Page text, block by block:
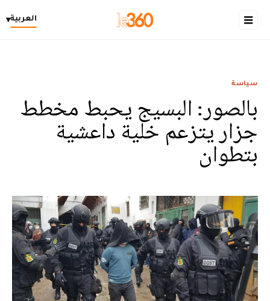
العربية▾
سياسة
بالصور: البسيج يحبط مخطط
جزار يتزعم خلية داعشية
بتطوان